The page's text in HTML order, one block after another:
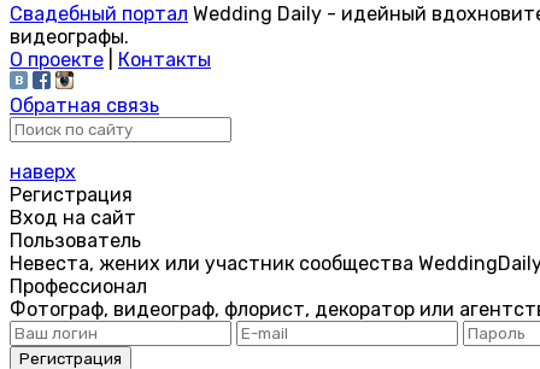
Свадебный портал Wedding Daily - идейный
видеографы.
О проекте
Контакты
Обратная связь
наверх
Регистрация
Вход на сайт
Пользователь
Невеста, жених или участник сообщества
Профессионал
Фотограф, видеограф, флорист, декоратор или